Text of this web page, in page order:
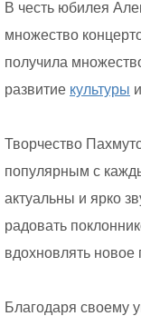
В честь юбилея
множество
получила
развитие культуры
Творчество
популярным с
актуальны и ярко
радовать
вдохновлять новое
Благодаря своему